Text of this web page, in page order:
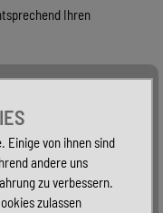
Ihren
Einige von ihnen sind
andere uns
zu verbessern.
zulassen